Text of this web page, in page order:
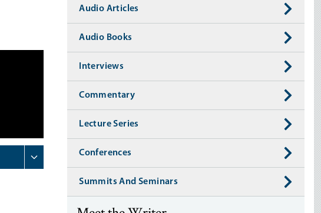
Audio Articles
Audio Books
Interviews
Commentary
Lecture Series
Conferences
Summits And Seminars